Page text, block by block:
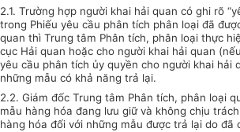
2.1. Trường hợp người khai hải quan có ghi rõ
trong Phiếu yêu cầu phân tích phân loại đã
quan thì Trung tâm Phân tích, phân loại thực
cục Hải quan hoặc cho người khai hải quan
yêu cầu phân tích ủy quyền cho người khai hải
những mẫu có khả năng trả lại.
2.2. Giám đốc Trung tâm Phân tích, phân loại
mẫu hàng hóa đang lưu giữ và không chịu
hàng hóa đối với những mẫu được trả lại do đã